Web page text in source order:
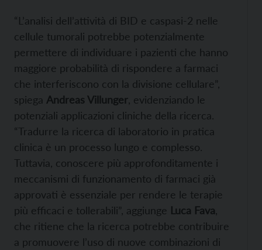
“L’analisi dell’attività di BID e caspasi-2 nelle
cellule tumorali potrebbe potenzialmente
permettere di individuare i pazienti che hanno
maggiore probabilità di rispondere a farmaci
che interferiscono con la divisione cellulare”,
spiega Andreas Villunger , evidenziando le
potenziali applicazioni cliniche della ricerca.
“Tradurre la ricerca di laboratorio in pratica
clinica è un processo lungo e complesso.
Tuttavia, conoscere più approfonditamente i
meccanismi di funzionamento di farmaci già
approvati è essenziale per rendere le terapie
più efficaci e tollerabili”, aggiunge Luca Fava
che ritiene che la ricerca potrebbe contribuire
a promuovere l’uso di nuove combinazioni di